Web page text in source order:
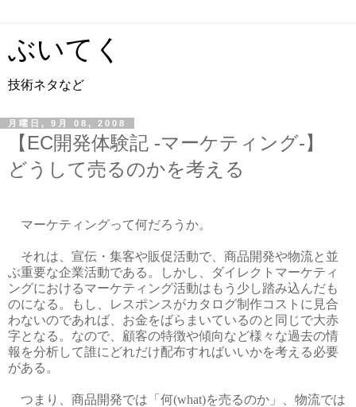
ぶいてく
技術ネタなど
月曜日, 9月 08, 2008
【EC開発体験記 -マーケティング-】
どうして売るのかを考える
マーケティングって何だろうか。
それは、宣伝・集客や販促活動で、商品開発や物流と並
ぶ重要な企業活動である。しかし、ダイレクトマーケティ
ングにおけるマーケティング活動はもう少し踏み込んだも
のになる。もし、レスポンスがカタログ制作コストに見合
わないのであれば、お金をばらまいているのと同じで大赤
字となる。なので、顧客の特徴や傾向など様々な過去の情
報を分析して誰にどれだけ配布すればいいかを考える必要
がある。
つまり、商品開発では「何(what)を売るのか」、物流では